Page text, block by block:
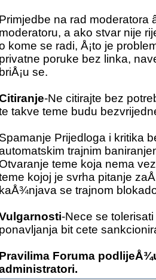
Primjedbe na rad moderatora
moderatoru, a ako stvar nije
kome se radi, Å¡to je
privatne poruke bez linka,
briÅ¡u se.
-Ne citirajte bez
takve teme budu
Spamanje Prijedloga i kritika
trajnim
Otvaranje teme koja nema
kojoj je svrha pitanje
kaÅ¾njava se trajnom
-Nece se
ponavljanja bit cete
Pravilima Foruma